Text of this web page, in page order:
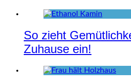
So zieht
Zuhause ein!